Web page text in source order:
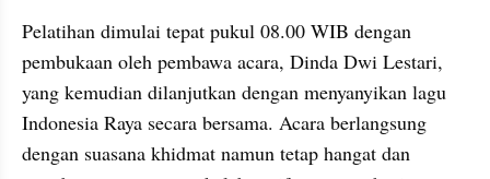
Pelatihan dimulai tepat pukul 08.00 WIB dengan
pembukaan oleh pembawa acara, Dinda Dwi Lestari,
yang kemudian dilanjutkan dengan menyanyikan lagu
Indonesia Raya secara bersama. Acara berlangsung
dengan suasana khidmat namun tetap hangat dan